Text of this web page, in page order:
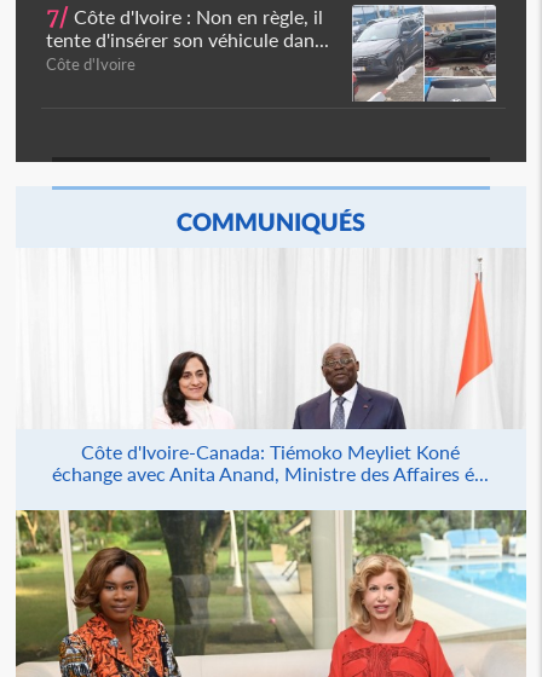
7/ Côte d'Ivoire : Non en règle, il
tente d'insérer son véhicule dan...
Côte d'Ivoire
COMMUNIQUÉS
Côte d'Ivoire-Canada: Tiémoko Meyliet Koné
échange avec Anita Anand, Ministre des Affaires é...